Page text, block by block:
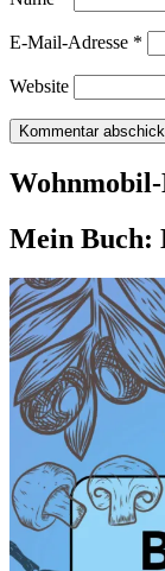
E-Mail-Adresse *
Website
Mein Buch: